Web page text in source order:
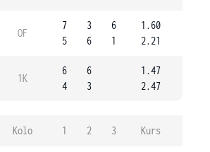
OF
7
5
3
6
6
1
1.60
2.21
1K
6
4
6
3
1.47
2.47
Kolo 1 2 3 Kurs